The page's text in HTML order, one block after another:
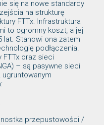
się na nowe standardy
na strukturę
FTTx. Infrastruktura
to ogromny koszt, a jej
lat. Stanowi ona zatem
podłączenia.
FTTx oraz sieci
– są pasywne sieci
przepustowości /